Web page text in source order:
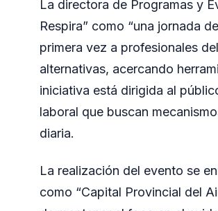
La directora de Programas y
Respira” como “una jornada
primera vez a profesionales
alternativas, acercando
iniciativa está dirigida al
laboral que buscan
diaria.
La realización del evento se
como “Capital Provincial del